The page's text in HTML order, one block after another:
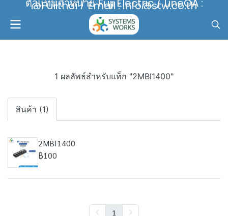
ตัวแทนจำหน่าย Fuji Electric / LineOA :
@Fujithai / Email : info@stw.co.th
1 ผลลัพธ์สำหรับแท็ก "2MBI1400"
สินค้า (1)
2MBI1400
฿100
1